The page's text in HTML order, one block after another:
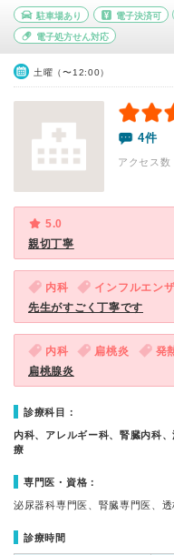
駐車場あり 電子決済可
電子処方せん対応
土曜（〜12:00）
4件
アクセス
5.0
親切丁寧
内科 インフルエン
先生がすごく丁寧です
内科 扁桃炎 発
扁桃腺炎
診療科目：
内科、アレルギー科、腎臓内科
療
専門医・資格：
泌尿器科専門医、腎臓専門医、
診療時間